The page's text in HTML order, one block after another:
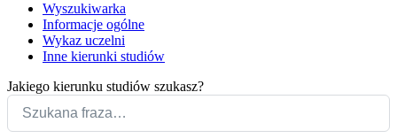
Wyszukiwarka
Informacje ogólne
Wykaz uczelni
Inne kierunki studiów
Jakiego kierunku studiów szukasz?